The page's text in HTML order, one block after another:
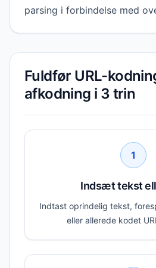
parsing i forbindelse med
Fuldfør URL-
afkodning i 3 trin
1
Indsæt tekst
Indtast oprindelig tekst,
eller allerede kodet